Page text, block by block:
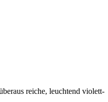
reiche, leuchtend violett-